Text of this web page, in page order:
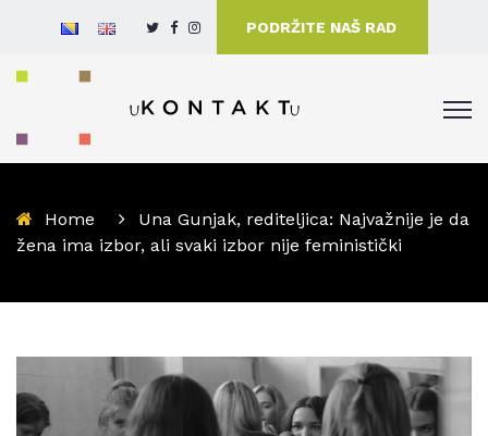
PODRŽITE NAŠ RAD
Home
Una Gunjak, rediteljica: Najvažnije je da
žena ima izbor, ali svaki izbor nije feministički